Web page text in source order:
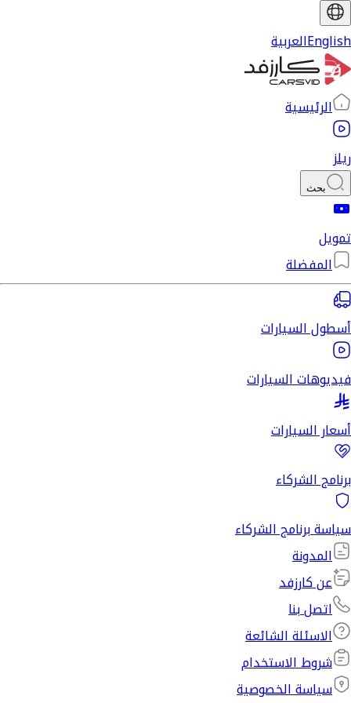
Englishالعربية
الرئيسية
ريلز
بحث
تمويل
المفضلة
أسطول السيارات
فيديوهات السيارات
أسعار السيارات
برنامج الشركاء
سياسة برنامج الشركاء
المدونة
عن كارزفد
اتصل بنا
الاسئلة الشائعة
شروط الاستخدام
سياسة الخصوصية